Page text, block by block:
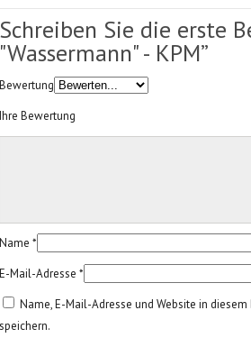
Schreiben Sie die erste
"Wassermann" - KPM”
Bewertung
Ihre Bewertung
Name *
E-Mail-Adresse *
Name, E-Mail-Adresse und Website in
speichern.